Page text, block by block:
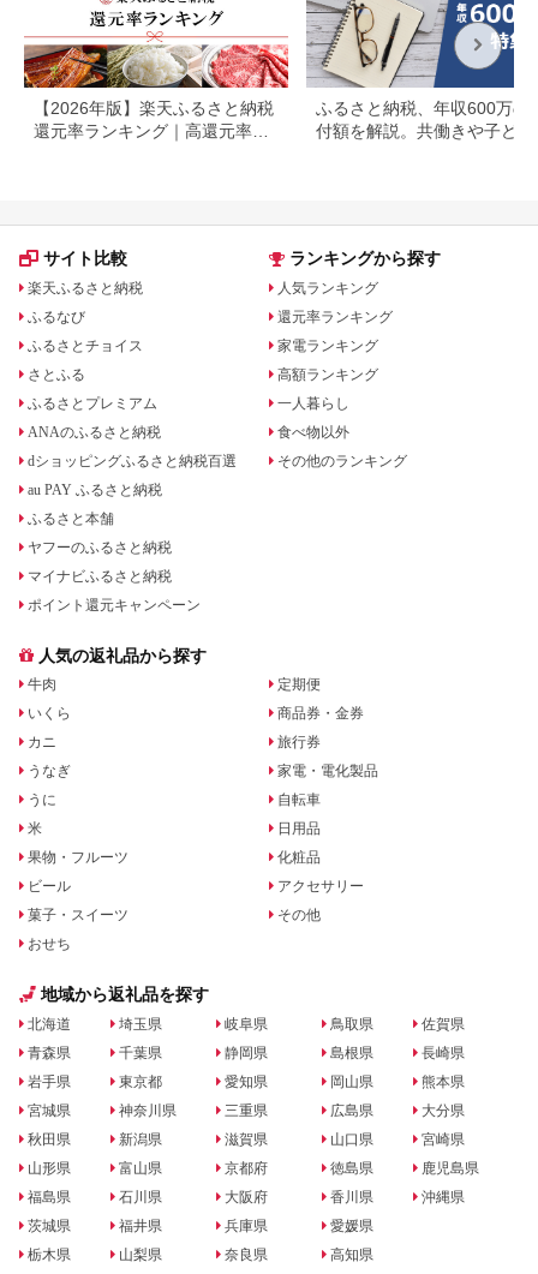
【2026年版】楽天ふるさと納税
還元率ランキング｜高還元率返
ふるさと納税、年収600万の
付額を解説。共働きや子ども
サイト比較
楽天ふるさと納税
ふるなび
ふるさとチョイス
さとふる
ふるさとプレミアム
ANAのふるさと納税
dショッピングふるさと納税百選
au PAY ふるさと納税
ふるさと本舗
ヤフーのふるさと納税
マイナビふるさと納税
ポイント還元キャンペーン
ランキングから探す
人気ランキング
還元率ランキング
家電ランキング
高額ランキング
一人暮らし
食べ物以外
その他のランキング
人気の返礼品から探す
牛肉
いくら
カニ
うなぎ
うに
米
果物・フルーツ
ビール
菓子・スイーツ
おせち
定期便
商品券・金券
旅行券
家電・電化製品
自転車
日用品
化粧品
アクセサリー
その他
地域から返礼品を探す
北海道
青森県
岩手県
宮城県
秋田県
山形県
福島県
茨城県
栃木県
埼玉県
千葉県
東京都
神奈川県
新潟県
富山県
石川県
福井県
山梨県
岐阜県
静岡県
愛知県
三重県
滋賀県
京都府
大阪府
兵庫県
奈良県
鳥取県
島根県
岡山県
広島県
山口県
徳島県
香川県
愛媛県
高知県
佐賀県
長崎県
熊本県
大分県
宮崎県
鹿児島県
沖縄県